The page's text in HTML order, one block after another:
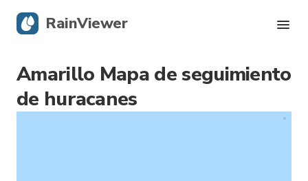
Amarillo Mapa de seguimiento
de huracanes
RainViewer
Radar en vivo
Seguimiento de huracanes